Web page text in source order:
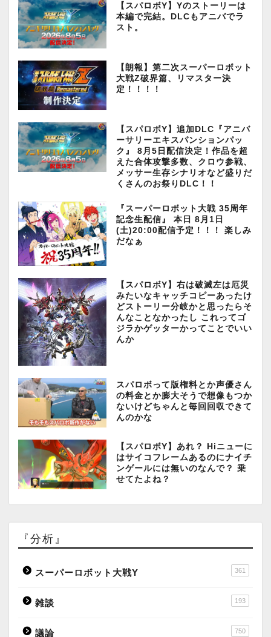
【スパロボY】Yのストーリーは
本編で完結。DLCもアニバでラ
スト。
【朗報】第二次スーパーロボット
大戦Z破界篇、リマスター決
定！！！！
【スパロボY】追加DLC『アニバ
ーサリーエキスパンションパッ
ク』 8月5日配信決定！作品を超
えた合体攻撃多数、クロウ参戦、
メッサー生存シナリオなど盛りだ
くさんのお祭りDLC！！
『スーパーロボット大戦 35周年
記念生配信』 本日 8月1日
(土)20:00配信予定！！！ 楽しみ
だなぁ
【スパロボY】右は破滅左は厄災
みたいなキャッチコピーあったけ
どストーリー分岐かと思ったらそ
んなことなかったし これってゴ
ジラかゲッターかってことでいい
んか
スパロボって版権料とか声優さん
の料金とか膨大そうで想像もつか
ないけどちゃんと毎回回収できて
んのかな
【スパロボY】あれ？ Hiニューに
はサイコフレームあるのにナイチ
ンゲールには無いのなんで？ 乗
せてたよね？
『分析』
スーパーロボット大戦Y 361
雑談 193
議論 750